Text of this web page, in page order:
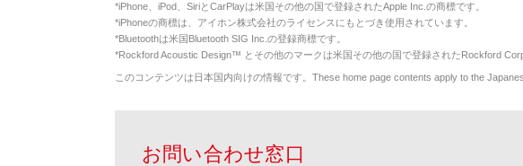
*iPhone、iPod、SiriとCarPlayは米国その他の国で登録されたApple Inc.の商標です。
*iPhoneの商標は、アイホン株式会社のライセンスにもとづき使用されています。
*Bluetoothは米国Bluetooth SIG Inc.の登録商標です。
*Rockford Acoustic Design™ とその他のマークは米国その他の国で登録されたRockford
このコンテンツは日本国内向けの情報です。These home page contents apply to the
お問い合わせ窓口